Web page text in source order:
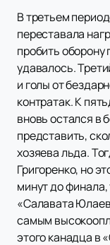
В третьем
переставала
пробить оборону
удавалось.
и голы от
контратак. К
вновь остался в
представить,
хозяева льда.
Григоренко, но
минут до финала,
«Салавата
самым
этого канадца в